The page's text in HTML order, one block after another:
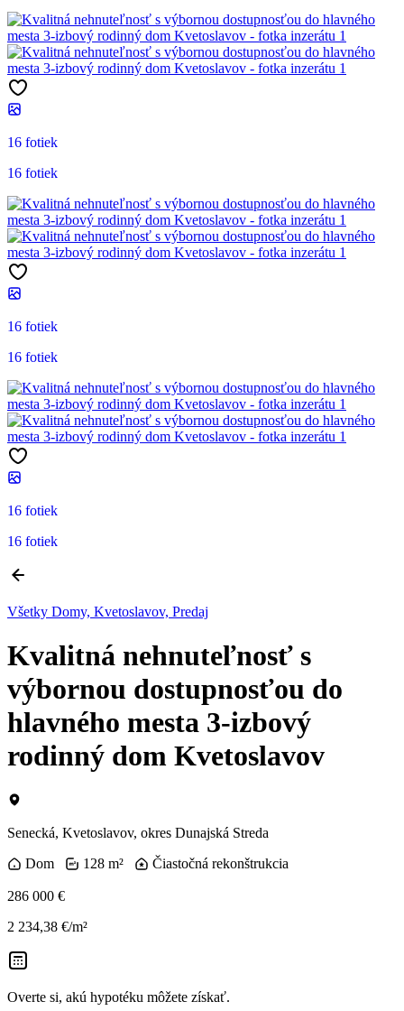
16 fotiek
16 fotiek
16 fotiek
16 fotiek
16 fotiek
16 fotiek
Všetky Domy, Kvetoslavov, Predaj
Kvalitná nehnuteľnosť s
výbornou dostupnosťou do
hlavného mesta 3-izbový
rodinný dom Kvetoslavov
Senecká, Kvetoslavov, okres Dunajská Streda
Dom
128 m² Čiastočná rekonštrukcia
286 000 €
2 234,38 €/m²
Overte si, akú hypotéku môžete získať.